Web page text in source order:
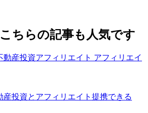
アフィリエイ
産投資とアフィリエイト提携できる